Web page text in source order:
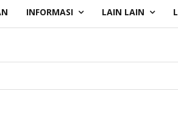
INFORMASI LAIN LAIN